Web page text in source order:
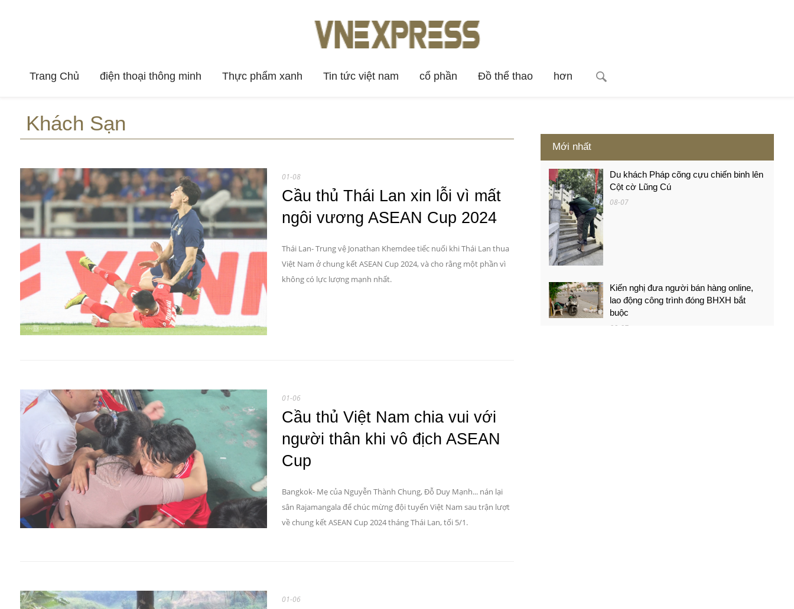
Trang Chủ điện thoại thông minh Thực phẩm xanh Tin tức việt nam cổ phần Đồ thể thao hơn
Khách Sạn
01-08
Cầu thủ Thái Lan xin lỗi vì mất
ngôi vương ASEAN Cup 2024
Thái Lan- Trung vệ Jonathan Khemdee tiếc nuối khi Thái Lan thua
Việt Nam ở chung kết ASEAN Cup 2024, và cho rằng một phần vì
không có lực lượng mạnh nhất.
01-06
Cầu thủ Việt Nam chia vui với
người thân khi vô địch ASEAN
Cup
Bangkok- Mẹ của Nguyễn Thành Chung, Đỗ Duy Mạnh... nán lại
sân Rajamangala để chúc mừng đội tuyển Việt Nam sau trận lượt
về chung kết ASEAN Cup 2024 tháng Thái Lan, tối 5/1.
01-06
Mới nhất
Du khách Pháp cõng cựu chiến binh lên
Cột cờ Lũng Cú
08-07
Kiến nghị đưa người bán hàng online,
lao động công trình đóng BHXH bắt
buộc
08-07